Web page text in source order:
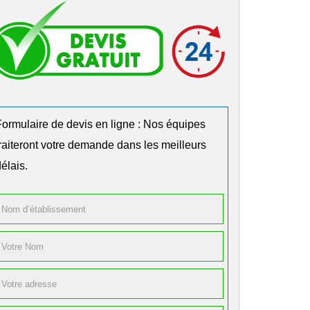
de devis en ligne : Nos équipes
votre demande dans les meilleurs